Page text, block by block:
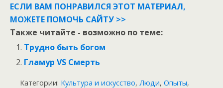
ЕСЛИ ВАМ ПОНРАВИЛСЯ ЭТОТ МАТЕРИАЛ,
МОЖЕТЕ ПОМОЧЬ САЙТУ >>
Также читайте - возможно по теме:
Трудно быть богом
Гламур VS Смерть
Категории: Культура и искусство, Люди, Опыты,